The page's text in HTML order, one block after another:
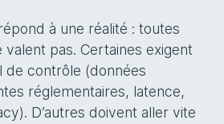
à une réalité : toutes
pas. Certaines exigent
de contrôle (données
réglementaires, latence,
D’autres doivent aller vite